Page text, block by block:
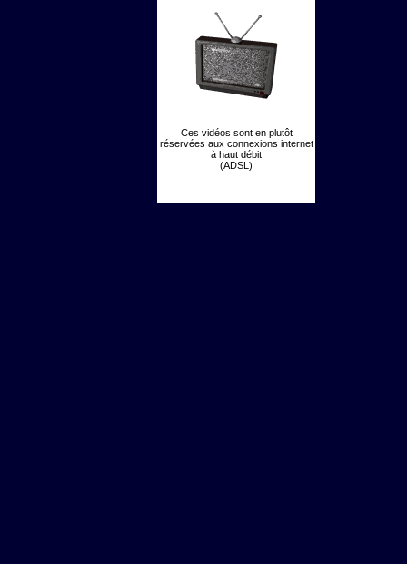
Ces vidéos sont en plutôt
réservées aux connexions internet
à haut débit
(ADSL)